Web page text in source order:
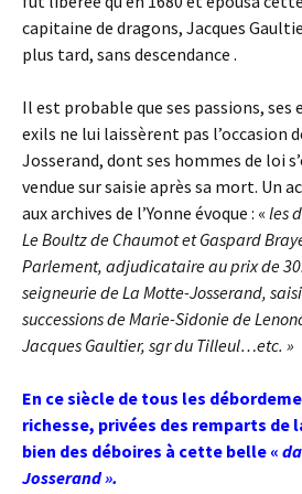
capitaine de dragons, Jacques
plus tard, sans descendance .
Il est probable que ses passions,
exils ne lui laissèrent pas l’occasion
Josserand, dont ses hommes de loi
vendue sur saisie après sa mort. Un
aux archives de l’Yonne évoque : « les
Le Boultz de Chaumot et Gaspard
Parlement, adjudicataire au prix de
seigneurie de La Motte-Josserand,
successions de Marie-Sidonie de
Jacques Gaultier, sgr du Tilleul…etc. »
En ce siècle de tous les
richesse, privées des remparts de
bien des déboires à cette belle «
Josserand ».